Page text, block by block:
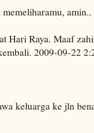
amin..
Hari Raya. Maaf
2009-09-22
keluarga ke jln